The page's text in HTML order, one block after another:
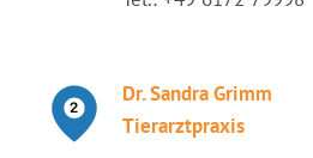
Dr. Sandra Grimm
Tierarztpraxis